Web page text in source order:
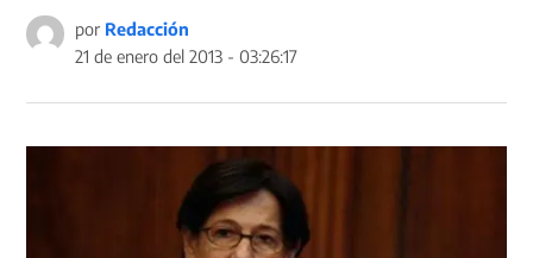
por Redacción
21 de enero del 2013 - 03:26:17